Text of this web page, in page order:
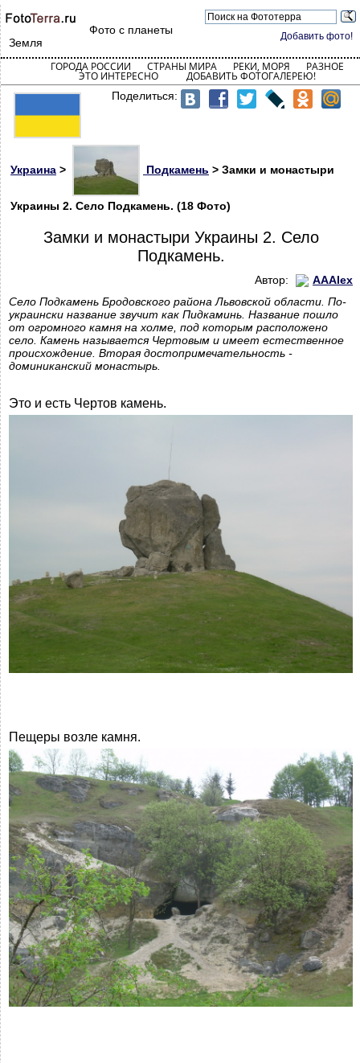
Добавить фото!
Фото с планеты
Земля
ГОРОДА РОССИИ СТРАНЫ МИРА РЕКИ, МОРЯ РАЗНОЕ
ЭТО ИНТЕРЕСНО ДОБАВИТЬ ФОТОГАЛЕРЕЮ!
Поделиться:
Украина > Подкамень > Замки и монастыри
Украины 2. Село Подкамень. (18 Фото)
Замки и монастыри Украины 2. Село
Подкамень.
Автор:
AAAlex
Село Подкамень Бродовского района Львовской области. По-
украински название звучит как Пидкаминь. Название пошло
от огромного камня на холме, под которым расположено
село. Камень называется Чертовым и имеет естественное
происхождение. Вторая достопримечательность -
доминиканский монастырь.
Это и есть Чертов камень.
Пещеры возле камня.